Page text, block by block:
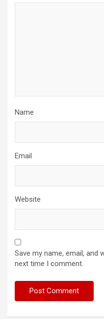
Name
Email
Website
Save my name, email, and
next time I comment.